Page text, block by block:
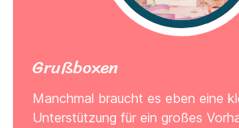
Grußboxen
Manchmal braucht es eben eine
Unterstützung für ein großes